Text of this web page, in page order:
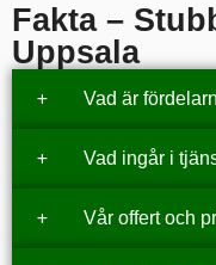
Fakta –
Uppsala
Vad är
Vad ingår i
Vår offert och